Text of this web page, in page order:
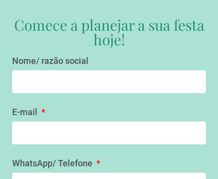
Comece a planejar a sua festa
hoje!
Nome/ razão social
E-mail
WhatsApp/ Telefone